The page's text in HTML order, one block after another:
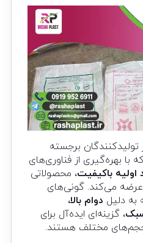
تولیدکنندگان برجسته
با بهره‌گیری از فناوری‌های
اولیه باکیفیت، محصولاتی
عرضه می‌کند. گونی‌های
به دلیل دوام بالا،
، گزینه‌ای ایده‌آل برای
مختلف هستند.